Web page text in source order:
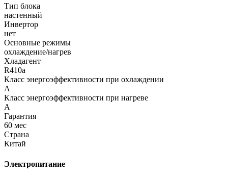
Тип блока
настенный
Инвертор
нет
Основные режимы
охлаждение/нагрев
Хладагент
R410a
Класс энергоэффективности при охлаждении
A
Класс энергоэффективности при нагреве
A
Гарантия
60 мес
Страна
Китай
Электропитание